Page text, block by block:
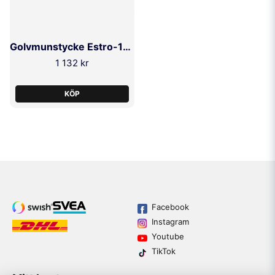
Golvmunstycke Estro-110 ELSEA
1 132 kr
KÖP
Facebook
Instagram
Youtube
TikTok